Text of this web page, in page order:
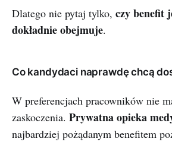
Dlatego nie pytaj tylko, czy benefit
dokładnie obejmuje.
Co kandydaci naprawdę chcą
W preferencjach pracowników nie
zaskoczenia. Prywatna opieka
najbardziej pożądanym benefitem